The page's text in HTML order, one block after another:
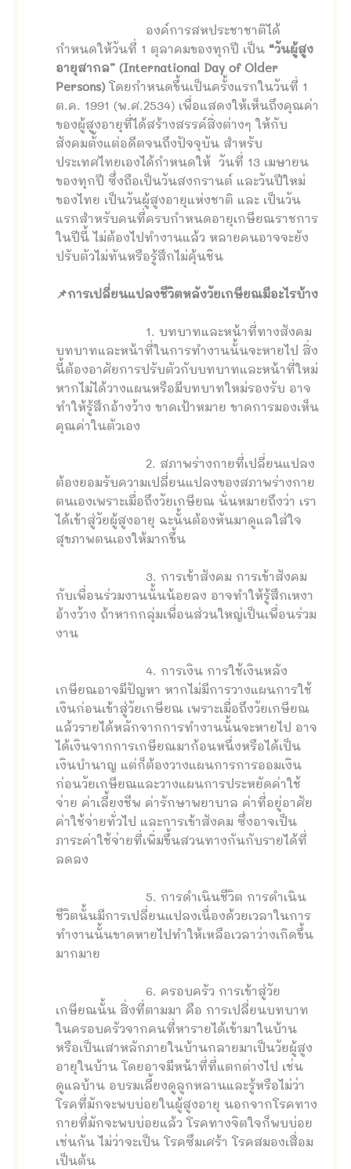
องค์การสหประชาชาติได้
กำหนดให้วันที่ 1 ตุลาคมของทุกปี เป็น “วันผู้สูง
อายุสากล” (International Day of Older
Persons) โดยกำหนดขึ้นเป็นครั้งแรกในวันที่ 1
ต.ค. 1991 (พ.ศ.2534) เพื่อแสดงให้เห็นถึงคุณค่า
ของผู้สูงอายุที่ได้สร้างสรรค์สิ่งต่างๆ ให้กับ
สังคมตั้งแต่อดีตจนถึงปัจจุบัน สำหรับ
ประเทศไทยเองได้กำหนดให้ วันที่ 13 เมษายน
ของทุกปี ซึ่งถือเป็นวันสงกรานต์ และวันปีใหม่
ของไทย เป็นวันผู้สูงอายุแห่งชาติ และ เป็นวัน
แรกสำหรับคนที่ครบกำหนดอายุเกษียณราชการ
ในปีนี้ ไม่ต้องไปทำงานแล้ว หลายคนอาจจะยัง
ปรับตัวไม่ทันหรือรู้สึกไม่คุ้นชิน
📌การเปลี่ยนแปลงชีวิตหลังวัยเกษียณมีอะไรบ้าง
1. บทบาทและหน้าที่ทางสังคม
บทบาทและหน้าที่ในการทำงานนั้นจะหายไป สิ่ง
นี้ต้องอาศัยการปรับตัวกับบทบาทและหน้าที่ใหม่
หากไม่ได้วางแผนหรือมีบทบาทใหม่รองรับ อาจ
ทำให้รู้สึกอ้างว้าง ขาดเป้าหมาย ขาดการมองเห็น
คุณค่าในตัวเอง
2. สภาพร่างกายที่เปลี่ยนแปลง
ต้องยอมรับความเปลี่ยนแปลงของสภาพร่างกาย
ตนเองเพราะเมื่อถึงวัยเกษียณ นั่นหมายถึงว่า เรา
ได้เข้าสู่วัยผู้สูงอายุ ฉะนั้นต้องหันมาดูแลใส่ใจ
สุขภาพตนเองให้มากขึ้น
3. การเข้าสังคม การเข้าสังคม
กับเพื่อนร่วมงานนั้นน้อยลง อาจทำให้รู้สึกเหงา
อ้างว้าง ถ้าหากกลุ่มเพื่อนส่วนใหญ่เป็นเพื่อนร่วม
งาน
4. การเงิน การใช้เงินหลัง
เกษียณอาจมีปัญหา หากไม่มีการวางแผนการใช้
เงินก่อนเข้าสู่วัยเกษียณ เพราะเมื่อถึงวัยเกษียณ
แล้วรายได้หลักจากการทำงานนั้นจะหายไป อาจ
ได้เงินจากการเกษียณมาก้อนหนึ่งหรือได้เป็น
เงินบำนาญ แต่ก็ต้องวางแผนการการออมเงิน
ก่อนวัยเกษียณและวางแผนการประหยัดค่าใช้
จ่าย ค่าเลี้ยงชีพ ค่ารักษาพยาบาล ค่าที่อยู่อาศัย
ค่าใช้จ่ายทั่วไป และการเข้าสังคม ซึ่งอาจเป็น
ภาระค่าใช้จ่ายที่เพิ่มขึ้นสวนทางกันกับรายได้ที่
ลดลง
5. การดำเนินชีวิต การดำเนิน
ชีวิตนั้นมีการเปลี่ยนแปลงเนื่องด้วยเวลาในการ
ทำงานนั้นขาดหายไปทำให้เหลือเวลาว่างเกิดขึ้น
มากมาย
6. ครอบครัว การเข้าสู่วัย
เกษียณนั้น สิ่งที่ตามมา คือ การเปลี่ยนบทบาท
ในครอบครัวจากคนที่หารายได้เข้ามาในบ้าน
หรือเป็นเสาหลักภายในบ้านกลายมาเป็นวัยผู้สูง
อายุในบ้าน โดยอาจมีหน้าที่ที่แตกต่างไป เช่น
ดูแลบ้าน อบรมเลี้ยงดูลูกหลานและรู้หรือไม่ว่า
โรคที่มักจะพบบ่อยในผู้สูงอายุ นอกจากโรคทาง
กายที่มักจะพบบ่อยแล้ว โรคทางจิตใจก็พบบ่อย
เช่นกัน ไม่ว่าจะเป็น โรคซึมเศร้า โรคสมองเสื่อม
เป็นต้น